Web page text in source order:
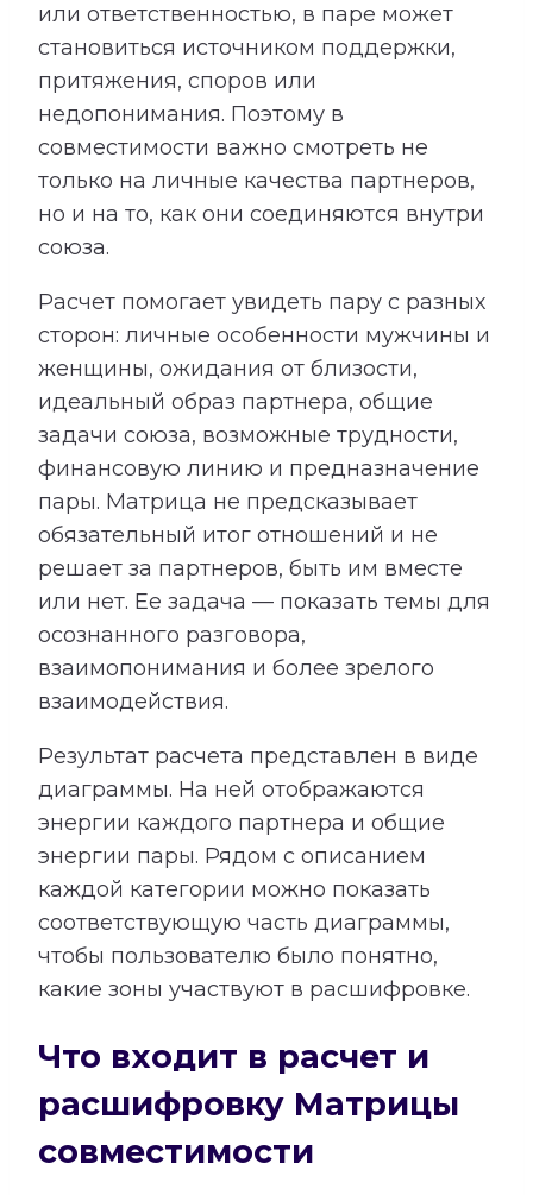
или ответственностью, в паре может
становиться источником поддержки,
притяжения, споров или
недопонимания. Поэтому в
совместимости важно смотреть не
только на личные качества партнеров,
но и на то, как они соединяются внутри
союза.
Расчет помогает увидеть пару с разных
сторон: личные особенности мужчины и
женщины, ожидания от близости,
идеальный образ партнера, общие
задачи союза, возможные трудности,
финансовую линию и предназначение
пары. Матрица не предсказывает
обязательный итог отношений и не
решает за партнеров, быть им вместе
или нет. Ее задача — показать темы для
осознанного разговора,
взаимопонимания и более зрелого
взаимодействия.
Результат расчета представлен в виде
диаграммы. На ней отображаются
энергии каждого партнера и общие
энергии пары. Рядом с описанием
каждой категории можно показать
соответствующую часть диаграммы,
чтобы пользователю было понятно,
какие зоны участвуют в расшифровке.
Что входит в расчет и
расшифровку Матрицы
совместимости